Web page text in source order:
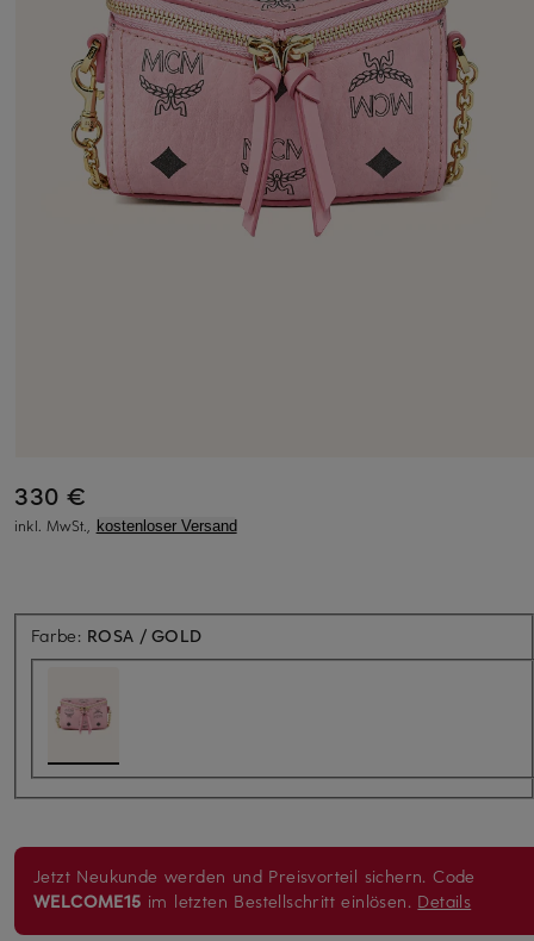
330 €
inkl. MwSt., kostenloser Versand
Farbe: ROSA / GOLD
Jetzt Neukunde werden und Preisvorteil sichern. Code
WELCOME15 im letzten Bestellschritt einlösen. Details